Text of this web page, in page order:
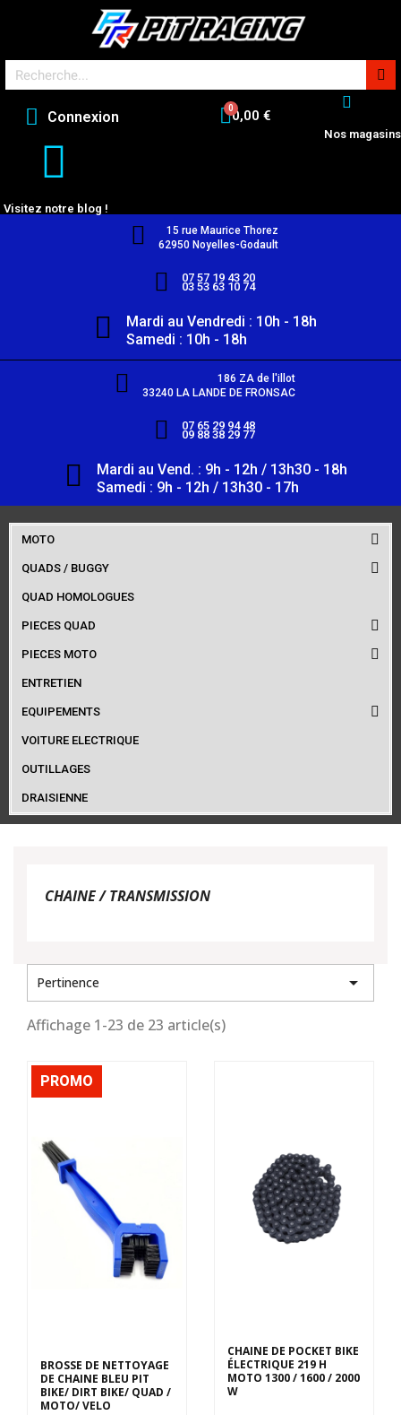
Connexion 0,00 €
Nos magasins
Visitez notre blog !
15 rue Maurice Thorez
62950 Noyelles-Godault
07 57 19 43 20
03 53 63 10 74
Mardi au Vendredi : 10h - 18h
Samedi : 10h - 18h
186 ZA de l'illot
33240 LA LANDE DE FRONSAC
07 65 29 94 48
09 88 38 29 77
Mardi au Vend. : 9h - 12h / 13h30 - 18h
Samedi : 9h - 12h / 13h30 - 17h
MOTO
QUADS / BUGGY
QUAD HOMOLOGUES
PIECES QUAD
PIECES MOTO
ENTRETIEN
EQUIPEMENTS
VOITURE ELECTRIQUE
OUTILLAGES
DRAISIENNE
CHAINE / TRANSMISSION
Pertinence 
Affichage 1-23 de 23 article(s)
PROMO
BROSSE DE NETTOYAGE
DE CHAINE BLEU PIT
BIKE/ DIRT BIKE/ QUAD /
MOTO/ VELO
CHAINE DE POCKET BIKE
ÉLECTRIQUE 219 H
MOTO 1300 / 1600 / 2000
W